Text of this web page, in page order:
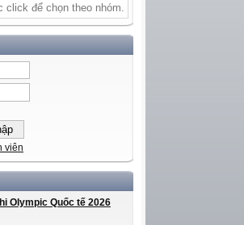
viên
Olympic Quốc tế 2026